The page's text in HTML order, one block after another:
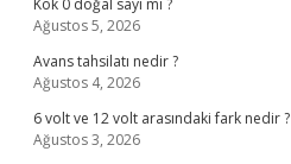
Kok 0 doğal sayı mı ?
Ağustos 5, 2026
Avans tahsilatı nedir ?
Ağustos 4, 2026
6 volt ve 12 volt arasındaki fark nedir ?
Ağustos 3, 2026